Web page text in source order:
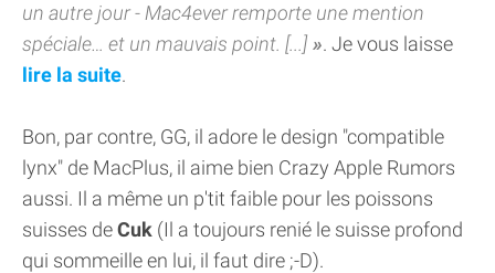
un autre jour - Mac4ever remporte une mention
spéciale… et un mauvais point. [...]
. Je vous laisse
lire la suite.
Bon, par contre, GG, il adore le design "compatible
lynx" de MacPlus, il aime bien Crazy Apple Rumors
aussi. Il a même un p'tit faible pour les poissons
suisses deCuk (Il a toujours renié le suisse profond
qui sommeille en lui, il faut dire ;-D).